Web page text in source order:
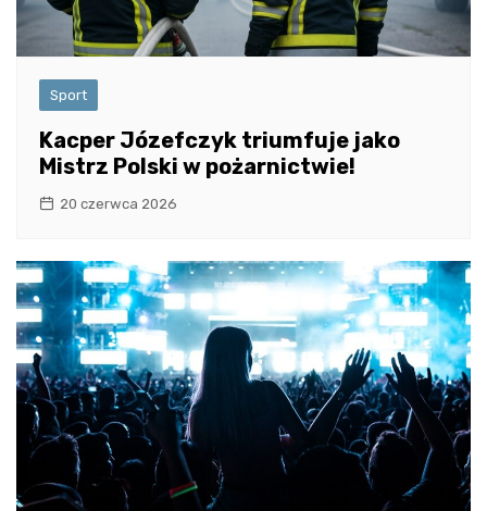
Sport
Kacper Józefczyk triumfuje jako
Mistrz Polski w pożarnictwie!
20 czerwca 2026